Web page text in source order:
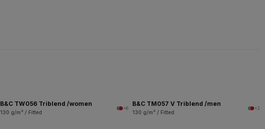
B&C TW056 Triblend /women
130 g/m² / Fitted
+6
B&C TM057 V Triblend /men
130 g/m² / Fitted
+2